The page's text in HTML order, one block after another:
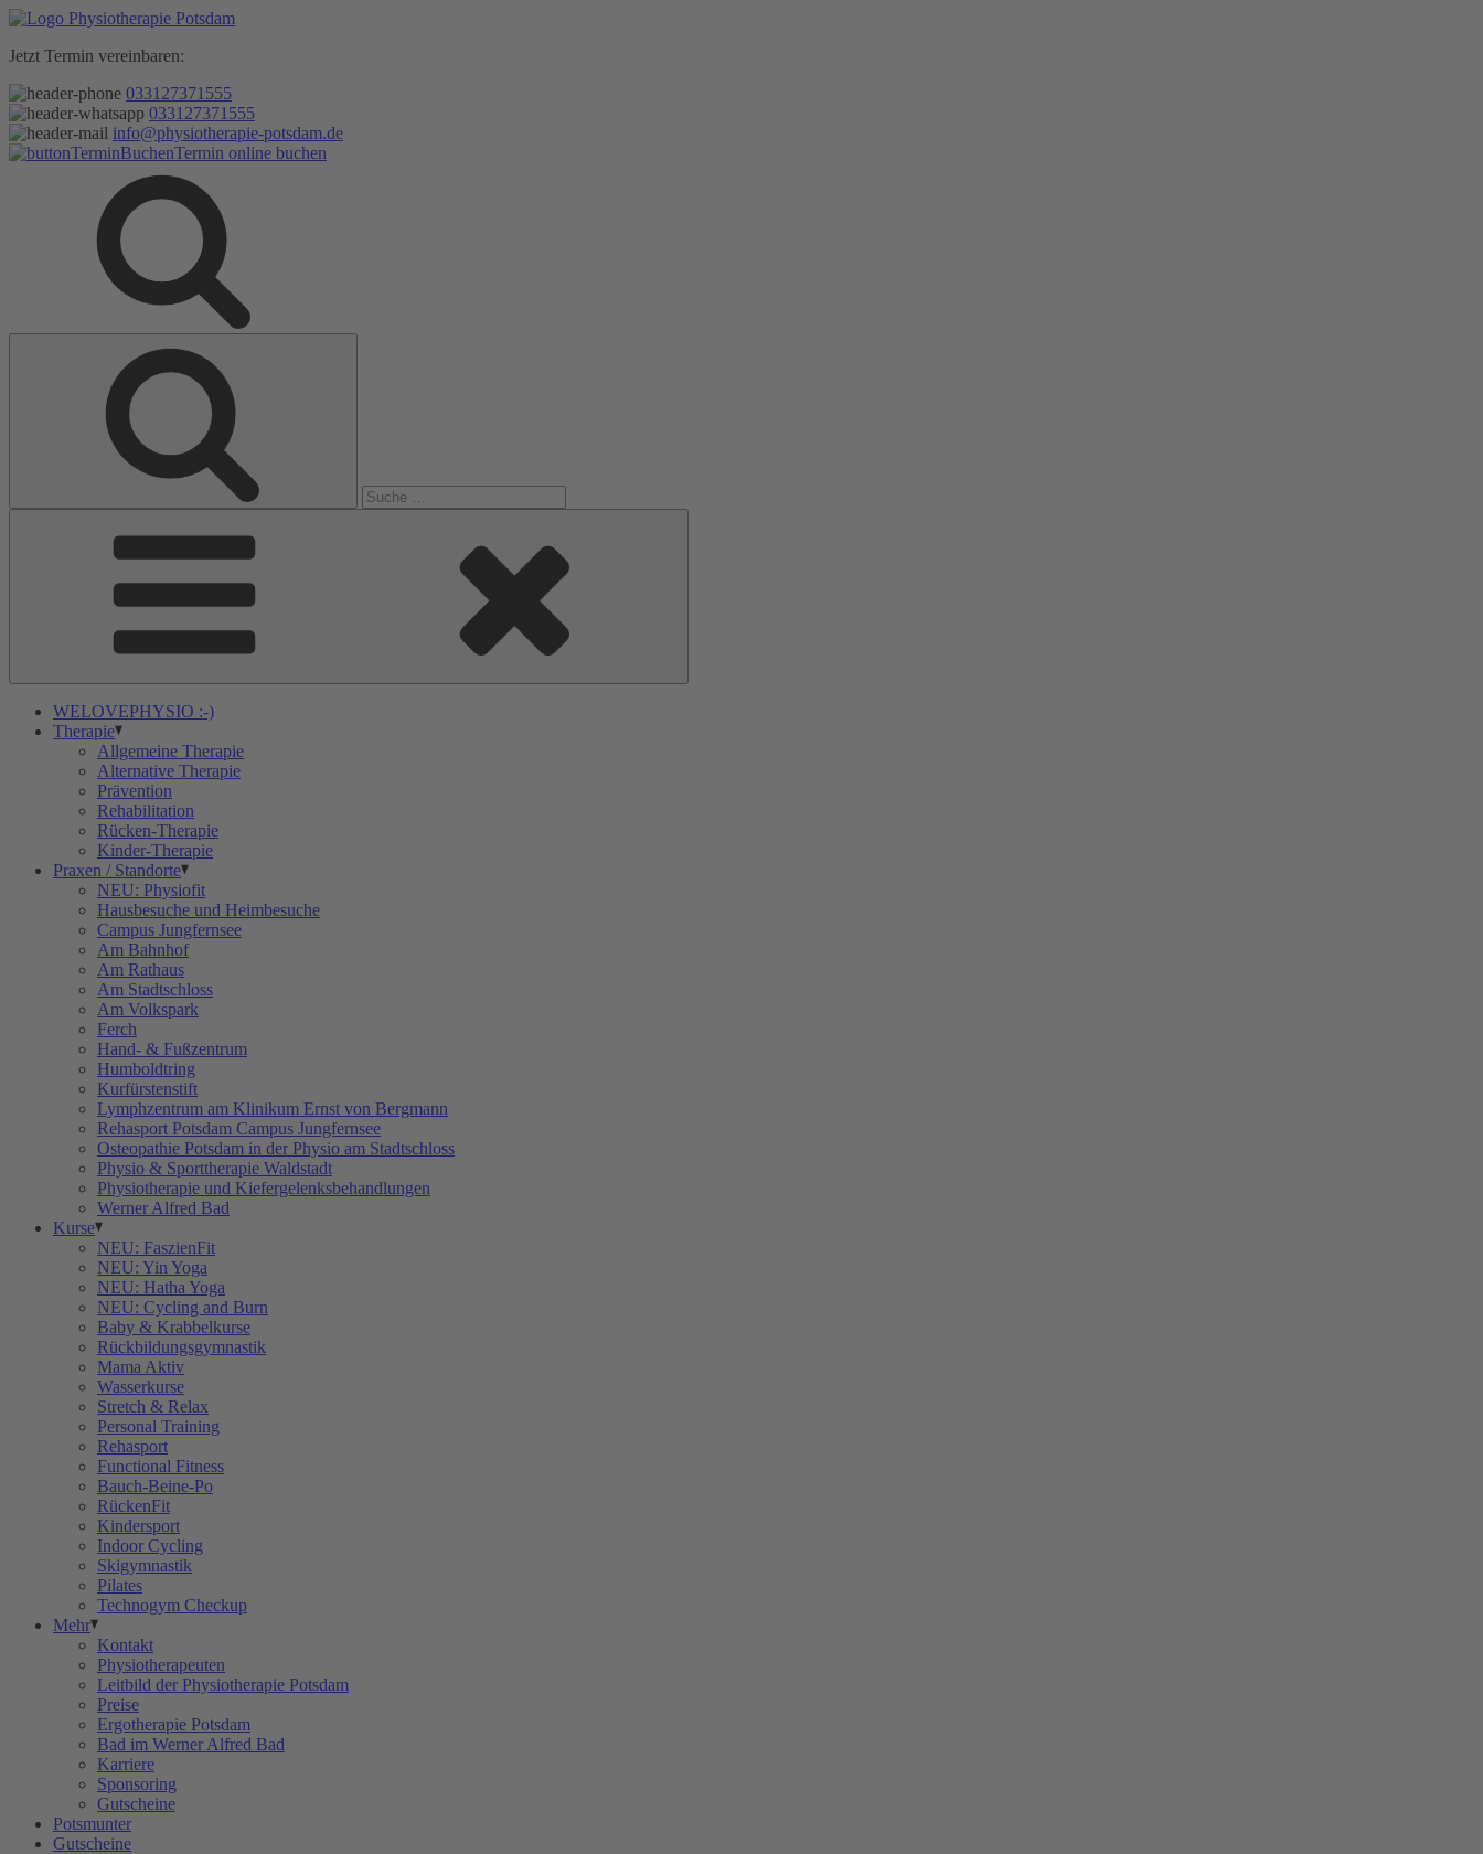
Zum
springen
Jetzt Termin vereinbaren:
033127371555
033127371555
info@physiotherapie-potsdam.de
Termin online buchen
WELOVEPHYSIO :-)
Therapie
Allgemeine Therapie
Alternative Therapie
Prävention
Rehabilitation
Rücken-Therapie
Kinder-Therapie
Praxen / Standorte
NEU: Physiofit
Hausbesuche und Heimbesuche
Campus Jungfernsee
Am Bahnhof
Am Rathaus
Am Stadtschloss
Am Volkspark
Ferch
Hand- & Fußzentrum
Humboldtring
Kurfürstenstift
Lymphzentrum am Klinikum Ernst von Bergmann
Rehasport Potsdam Campus Jungfernsee
Osteopathie Potsdam in der Physio am Stadtschloss
Physio & Sporttherapie Waldstadt
Physiotherapie und Kiefergelenksbehandlungen
Werner Alfred Bad
Kurse
NEU: FaszienFit
NEU: Yin Yoga
NEU: Hatha Yoga
NEU: Cycling and Burn
Baby & Krabbelkurse
Rückbildungsgymnastik
Mama Aktiv
Wasserkurse
Stretch & Relax
Personal Training
Rehasport
Functional Fitness
Bauch-Beine-Po
RückenFit
Kindersport
Indoor Cycling
Skigymnastik
Pilates
Technogym Checkup
Mehr
Kontakt
Physiotherapeuten
Leitbild der Physiotherapie Potsdam
Preise
Ergotherapie Potsdam
Bad im Werner Alfred Bad
Karriere
Sponsoring
Gutscheine
Potsmunter
Gutscheine